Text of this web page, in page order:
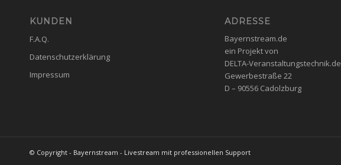
KUNDEN
F.A.Q.
Datenschutzerklärung
Impressum
ADRESSE
Bayernstream.de
ein Projekt von
DELTA-Veranstaltungstechnik.de
Gewerbestraße 22
D – 90556 Cadolzburg
© Copyright - Bayernstream - Livestream mit professionellen Support